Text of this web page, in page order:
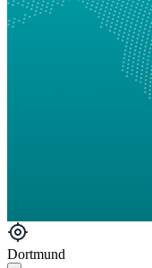
Dortmund